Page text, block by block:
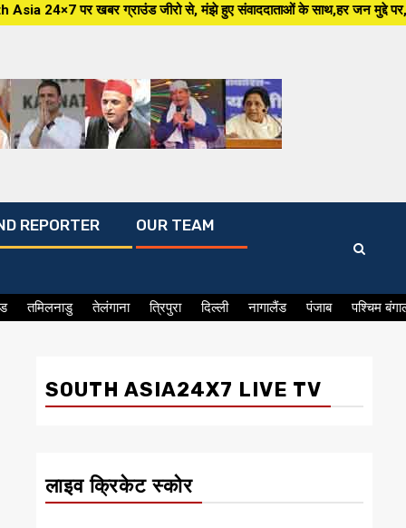
ग्राउंड जीरो से, मंझे हुए संवाददाताओं के साथ,हर जन मुद्दे पर, सीधा सवाल
REPORTER OUR TEAM
तमिलनाडु तेलंगाना त्रिपुरा दिल्ली नागालैंड पंजाब पश्चिम
SOUTH ASIA24X7 LIVE TV
लाइव क्रिकेट स्कोर